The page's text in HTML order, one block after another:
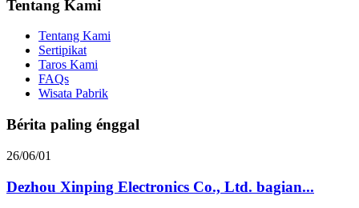
Tentang Kami
Tentang Kami
Sertipikat
Taros Kami
FAQs
Wisata Pabrik
Bérita paling énggal
26/06/01
Dezhou Xinping Electronics Co., Ltd. bagian...